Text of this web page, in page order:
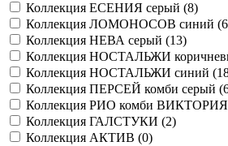
Коллекция ЕСЕНИЯ серый (8)
Коллекция ЛОМОНОСОВ синий (6
Коллекция НЕВА серый (13)
Коллекция НОСТАЛЬЖИ
Коллекция НОСТАЛЬЖИ синий (
Коллекция ПЕРСЕЙ комби серый (
Коллекция РИО комби ВИКТОРИЯ
Коллекция ГАЛСТУКИ (2)
Коллекция АКТИВ (0)